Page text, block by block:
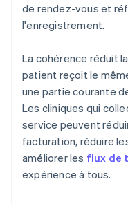
de rendez-vous et
l'enregistrement.
La cohérence réduit
patient reçoit le
une partie courante
Les cliniques qui
service peuvent
facturation, réduire
améliorer les flux de
expérience à tous.